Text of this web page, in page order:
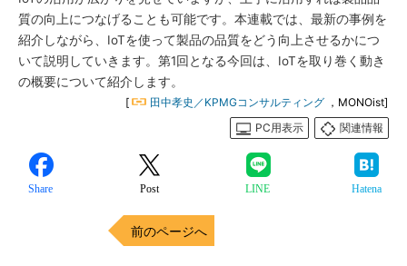
質の向上につなげることも可能です。本連載では、最新の事例を
紹介しながら、IoTを使って製品の品質をどう向上させるかにつ
いて説明していきます。第1回となる今回は、IoTを取り巻く動き
の概要について紹介します。
[ 田中孝史／KPMGコンサルティング ，MONOist]
PC用表示
関連情報
Share Post LINE Hatena
前のページへ